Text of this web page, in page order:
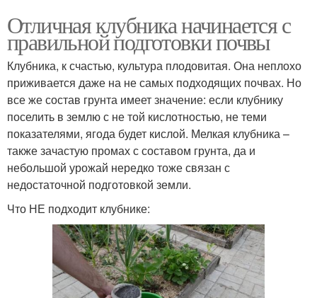
Отличная клубника начинается с
правильной подготовки почвы
Клубника, к счастью, культура плодовитая. Она неплохо
приживается даже на не самых подходящих почвах. Но
все же состав грунта имеет значение: если клубнику
поселить в землю с не той кислотностью, не теми
показателями, ягода будет кислой. Мелкая клубника –
также зачастую промах с составом грунта, да и
небольшой урожай нередко тоже связан с
недостаточной подготовкой земли.
Что НЕ подходит клубнике: